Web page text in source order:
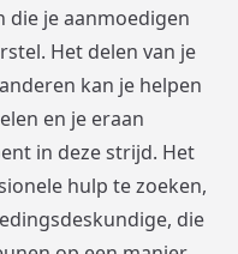
je aanmoedigen
Het delen van je
kan je helpen
en je eraan
in deze strijd. Het
hulp te zoeken,
die